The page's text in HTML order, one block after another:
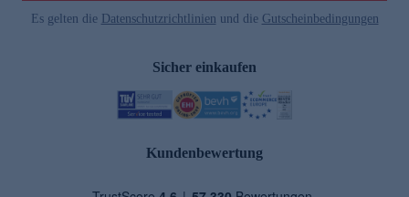
Es gelten die Datenschutzrichtlinien und die Gutscheinbedingungen
Sicher einkaufen
Kundenbewertung